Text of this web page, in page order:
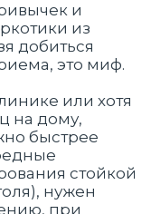
и
из
добиться
это миф.
или хотя
на дому,
быстрее
стойкой
нужен
при